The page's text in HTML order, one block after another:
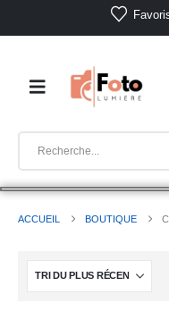
ACCUEIL BOUTIQUE